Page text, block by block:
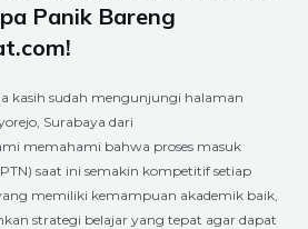
Panik Bareng
kasih sudah mengunjungi halaman
Surabaya dari
memahami bahwa proses masuk
saat ini semakin kompetitif setiap
memiliki kemampuan akademik baik,
strategi belajar yang tepat agar dapat